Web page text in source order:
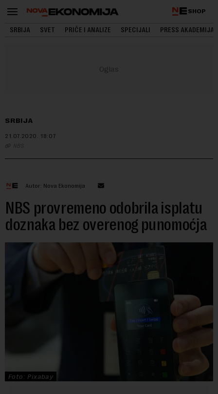
SHOP
SRBIJA SVET PRIČE I ANALIZE SPECIJALI PRESS AKADEMIJA
SRBIJA
21.07.2020. 18:07
NBS
Autor: Nova Ekonomija
NBS provremeno odobrila isplatu
doznaka bez overenog punomoćja
Foto: Pixabay